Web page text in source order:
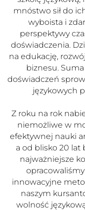
mnóstwo sił do
wyboista i
perspektywy
doświadczenia.
na edukację,
biznesu.
doświadczeń
językowych
Z roku na rok
niemożliwe w
efektywnej nauki
a od blisko 20
najważniejsze
innowacyjne
naszym
wolność